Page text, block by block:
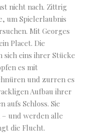
nicht nach. Zittrig
um Spielerlaubnis
Mit Georges
Placet. Die
sich eins ihrer Stücke
es mit
und zurren es
Aufbau ihrer
aufs Schloss. Sie
und werden alle
die Flucht.